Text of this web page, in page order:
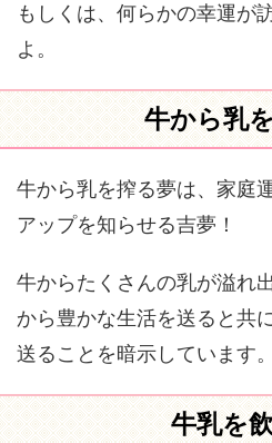
もしくは、何らかの幸運が
よ。
牛から乳
牛から乳を搾る夢は、家庭
アップを知らせる吉夢！
牛からたくさんの乳が溢れ
から豊かな生活を送ると共
送ることを暗示しています。
牛乳を